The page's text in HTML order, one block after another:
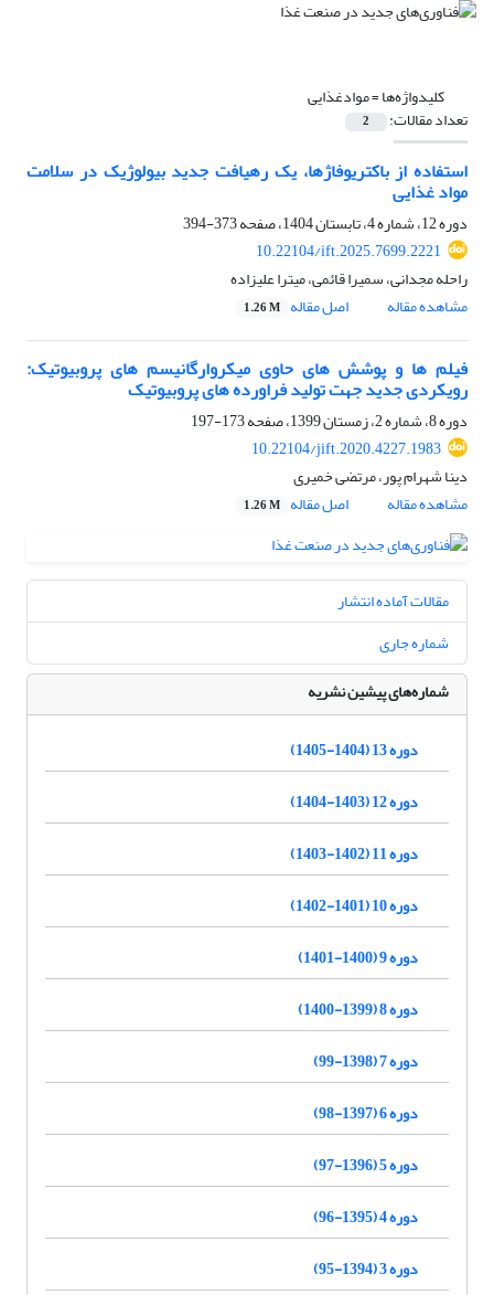
کلیدواژه‌ها =موادغذایی
تعداد مقالات: 2
استفاده از باکتریوفاژها، یک رهیافت جدید بیولوژیک در سلامت
مواد غذایی
دوره 12، شماره 4، تابستان 1404، صفحه
373-394
10.22104/ift.2025.7699.2221
راحله مجدانی، سمیرا قائمی، میترا علیزاده
مشاهده مقاله
اصل مقاله 1.26 M
فیلم ها و پوشش های حاوی میکروارگانیسم های پروبیوتیک:
رویکردی جدید جهت تولید فراورده های پروبیوتیک
دوره 8، شماره 2، زمستان 1399، صفحه
173-197
10.22104/jift.2020.4227.1983
دینا شهرام پور، مرتضی خمیری
مشاهده مقاله
اصل مقاله 1.26 M
مقالات آماده انتشار
شماره جاری
شماره‌های پیشین نشریه
دوره 13 (1404-1405)
دوره 12 (1403-1404)
دوره 11 (1402-1403)
دوره 10 (1401-1402)
دوره 9 (1400-1401)
دوره 8 (1399-1400)
دوره 7 (1398-99)
دوره 6 (1397-98)
دوره 5 (1396-97)
دوره 4 (1395-96)
دوره 3 (1394-95)